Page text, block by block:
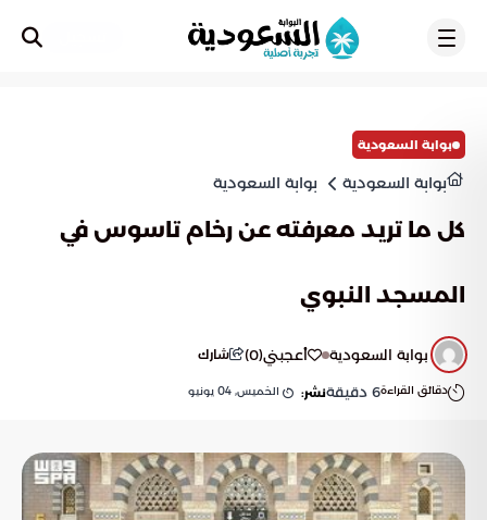
بوابة السعودية
بوابة السعودية بوابة السعودية
كل ما تريد معرفته عن رخام تاسوس في
المسجد النبوي
بوابة السعودية أعجبني(
0
) شارك
دقائق القراءة6 دقيقةنشر: الخميس, 04 يونيو